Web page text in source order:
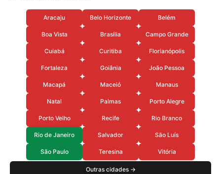
Aracaju Belo Horizonte Belém
Boa Vista Brasília Campo Grande
Cuiabá Curitiba Florianópolis
Fortaleza Goiânia João Pessoa
Macapá Maceió Manaus
Natal Palmas Porto Alegre
Porto Velho Recife Rio Branco
Rio de Janeiro Salvador São Luís
São Paulo Teresina Vitória
Outras cidades →